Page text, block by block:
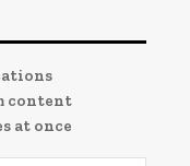
content
at once